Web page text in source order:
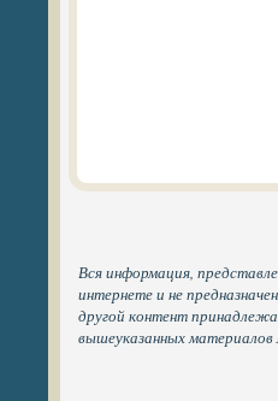
Вся информация,
интернете и не
другой контент
вышеуказанных материалов